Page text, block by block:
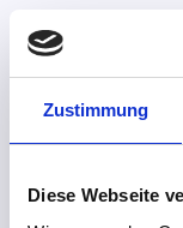
Zustimmung
Diese Webseite